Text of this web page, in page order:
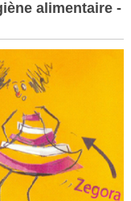
alimentaire -